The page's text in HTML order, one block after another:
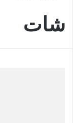
شات